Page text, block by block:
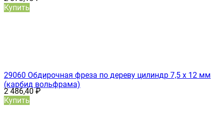
Купить
29060 Обдирочная фреза по дереву цилиндр 7,5 х 12 мм
(карбид вольфрама)
2 486,40₽
Купить